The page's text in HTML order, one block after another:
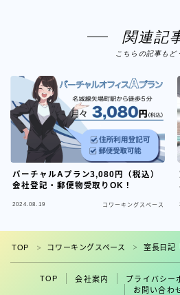
関連記
こちらの記事もど
バーチャルAプラン3,080円（税込）
会社登記・郵便物受取りOK！
2024.08.19 コワーキングスペース
TOP ＞ コワーキングスペース ＞ 室長日記
TOP 会社案内 プライバシー
お問い合わ